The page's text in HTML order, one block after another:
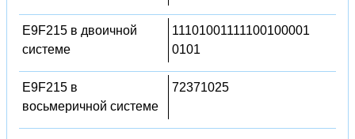
E9F215 в двоичной
системе
11101001111100100001
0101
E9F215 в
восьмеричной системе
72371025